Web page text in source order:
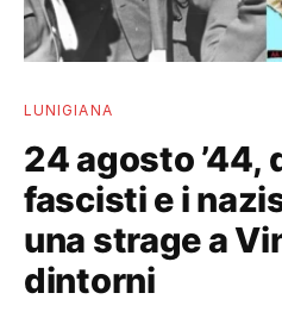
LUNIGIANA
24 agosto ’44,
fascisti e i
una strage a
dintorni